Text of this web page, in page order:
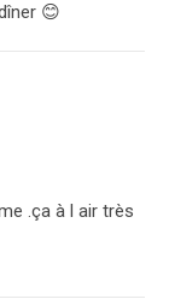
😊
.ça à l air très